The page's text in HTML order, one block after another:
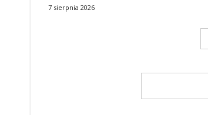
7 sierpnia 2026